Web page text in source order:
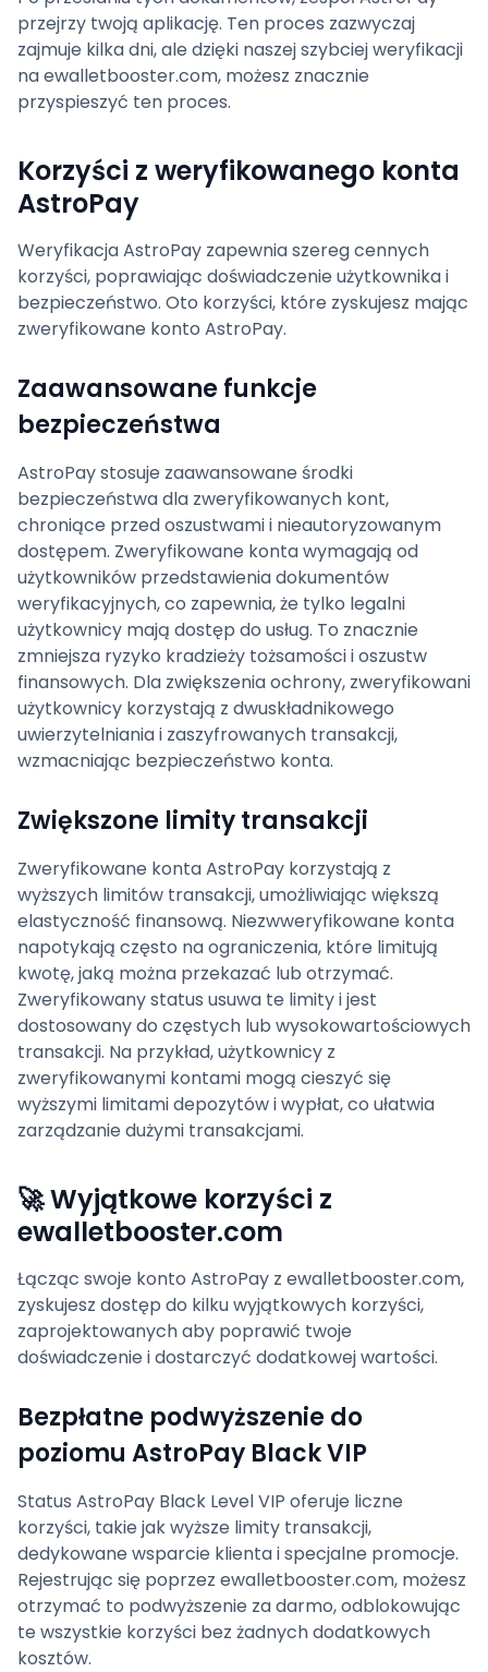
przejrzy twoją aplikację. Ten proces zazwyczaj
zajmuje kilka dni, ale dzięki naszej szybciej weryfikacji
na ewalletbooster.com, możesz znacznie
przyspieszyć ten proces.
Korzyści z weryfikowanego konta
AstroPay
Weryfikacja AstroPay zapewnia szereg cennych
korzyści, poprawiając doświadczenie użytkownika i
bezpieczeństwo. Oto korzyści, które zyskujesz mając
zweryfikowane konto AstroPay.
Zaawansowane funkcje
bezpieczeństwa
AstroPay stosuje zaawansowane środki
bezpieczeństwa dla zweryfikowanych kont,
chroniące przed oszustwami i nieautoryzowanym
dostępem. Zweryfikowane konta wymagają od
użytkowników przedstawienia dokumentów
weryfikacyjnych, co zapewnia, że tylko legalni
użytkownicy mają dostęp do usług. To znacznie
zmniejsza ryzyko kradzieży tożsamości i oszustw
finansowych. Dla zwiększenia ochrony, zweryfikowani
użytkownicy korzystają z dwuskładnikowego
uwierzytelniania i zaszyfrowanych transakcji,
wzmacniając bezpieczeństwo konta.
Zwiększone limity transakcji
Zweryfikowane konta AstroPay korzystają z
wyższych limitów transakcji, umożliwiając większą
elastyczność finansową. Niezwweryfikowane konta
napotykają często na ograniczenia, które limitują
kwotę, jaką można przekazać lub otrzymać.
Zweryfikowany status usuwa te limity i jest
dostosowany do częstych lub wysokowartościowych
transakcji. Na przykład, użytkownicy z
zweryfikowanymi kontami mogą cieszyć się
wyższymi limitami depozytów i wypłat, co ułatwia
zarządzanie dużymi transakcjami.
🚀 Wyjątkowe korzyści z
ewalletbooster.com
Łącząc swoje konto AstroPay z ewalletbooster.com,
zyskujesz dostęp do kilku wyjątkowych korzyści,
zaprojektowanych aby poprawić twoje
doświadczenie i dostarczyć dodatkowej wartości.
Bezpłatne podwyższenie do
poziomu AstroPay Black VIP
Status AstroPay Black Level VIP oferuje liczne
korzyści, takie jak wyższe limity transakcji,
dedykowane wsparcie klienta i specjalne promocje.
Rejestrując się poprzez ewalletbooster.com, możesz
otrzymać to podwyższenie za darmo, odblokowując
te wszystkie korzyści bez żadnych dodatkowych
kosztów.